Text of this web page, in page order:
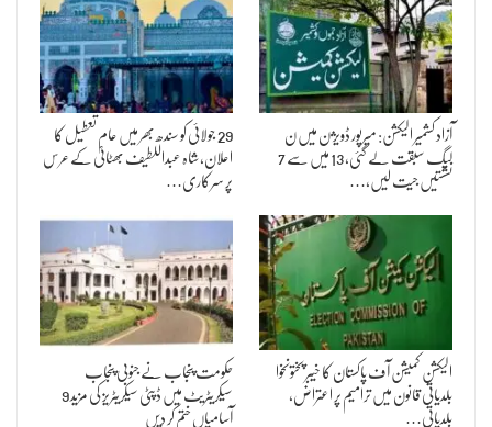
آزاد کشمیر الیکشن: میرپور ڈویژن میں ن
لیگ سبقت لے گئی، 13 میں سے 7
نشستیں جیت لیں،…
29 جولائی کو سندھ بھر میں عام تعطیل کا
اعلان، شاہ عبداللطیف بھٹائیؒ کے عرس
پر سرکاری…
الیکشن کمیشن آف پاکستان کا خیبر پختونخوا
بلدیاتی قانون میں ترامیم پر اعتراض،
بلدیاتی…
حکومت پنجاب نے جنوبی پنجاب
سیکریٹریٹ میں ڈپٹی سیکریٹریز کی مزید 9
آسامیاں ختم کر دیں